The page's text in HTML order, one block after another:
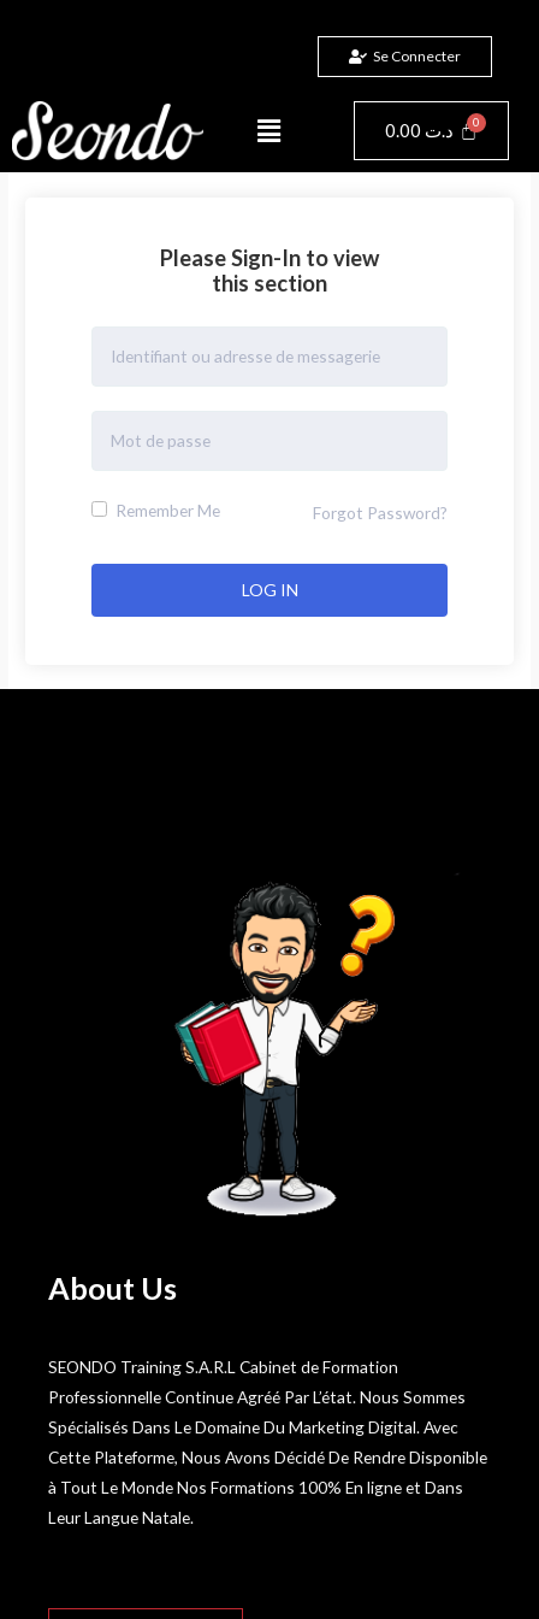
Se Connecter
Menu 0.00 د.ت Panier
Please Sign-In to view
this section
Remember Me Forgot Password?
About Us
SEONDO Training S.A.R.L Cabinet de Formation
Professionnelle Continue Agréé Par L’état. Nous Sommes
Spécialisés Dans Le Domaine Du Marketing Digital. Avec
Cette Plateforme, Nous Avons Décidé De Rendre Disponible
à Tout Le Monde Nos Formations 100% En ligne et Dans
Leur Langue Natale.